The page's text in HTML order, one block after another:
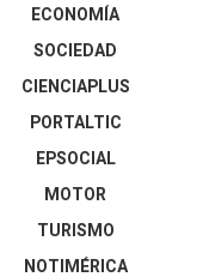
ECONOMÍA
SOCIEDAD
CIENCIAPLUS
PORTALTIC
EPSOCIAL
MOTOR
TURISMO
NOTIMÉRICA